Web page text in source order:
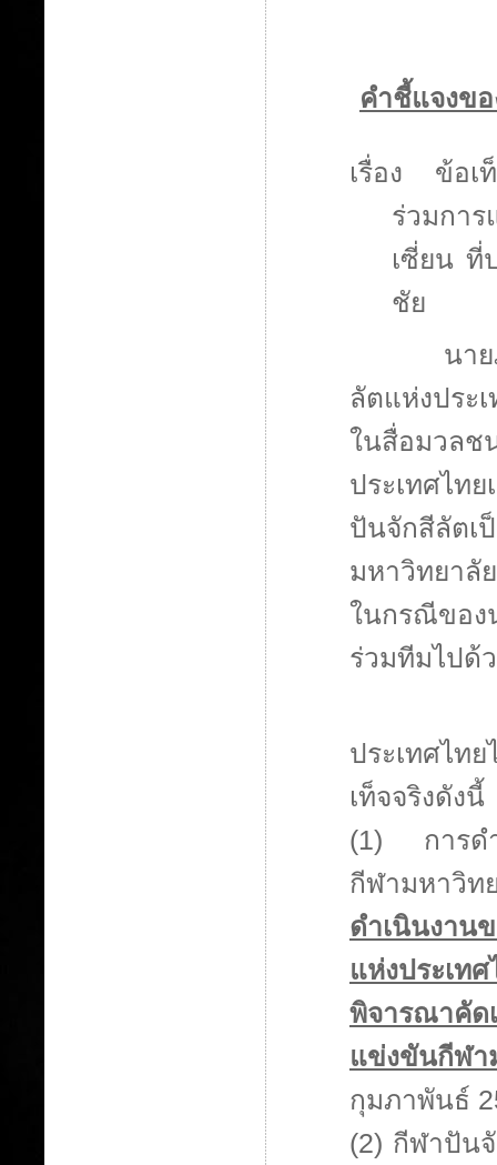
คำชี้แจงข
เรื่อง
ข้อเ
ร่วมกา
เซี่ยน ที่
ชัย
นา
ลัตแห่งประ
ในสื่อมวลช
ประเทศไท
ปันจักสีลัตเ
มหาวิทยาลั
ในกรณีของ
ร่วมทีมไปด้
ประเทศไท
เท็จจริงดังนี้
(1) การดำ
กีฬามหาวิ
ดำเนินงาน
แห่งประเท
พิจารณาคัด
แข่งขันกีฬา
กุมภาพันธ์
(2) กีฬาปัน